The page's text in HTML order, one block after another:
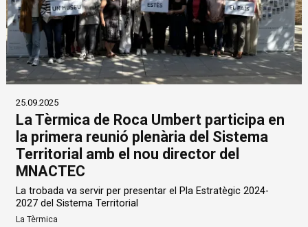
25.09.2025
La Tèrmica de Roca Umbert participa en
la primera reunió plenària del Sistema
Territorial amb el nou director del
MNACTEC
La trobada va servir per presentar el Pla Estratègic 2024-
2027 del Sistema Territorial
La Tèrmica